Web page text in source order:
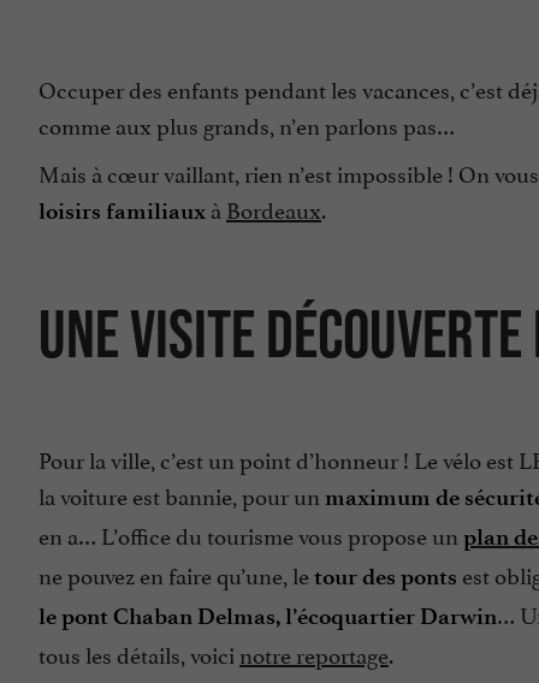
Occuper des enfants pendant les vacances, c’est
comme aux plus grands, n’en parlons pas…
Mais à cœur vaillant, rien n’est impossible ! On
loisirs familiaux à Bordeaux.
UNE VISITE
Pour la ville, c’est un point d’honneur ! Le vélo est
la voiture est bannie, pour un maximum de
en a… L’office du tourisme vous propose un plan
ne pouvez en faire qu’une, letour des ponts est
le pont Chaban Delmas, l’écoquartier Darwin…
tous les détails, voici notre reportage.